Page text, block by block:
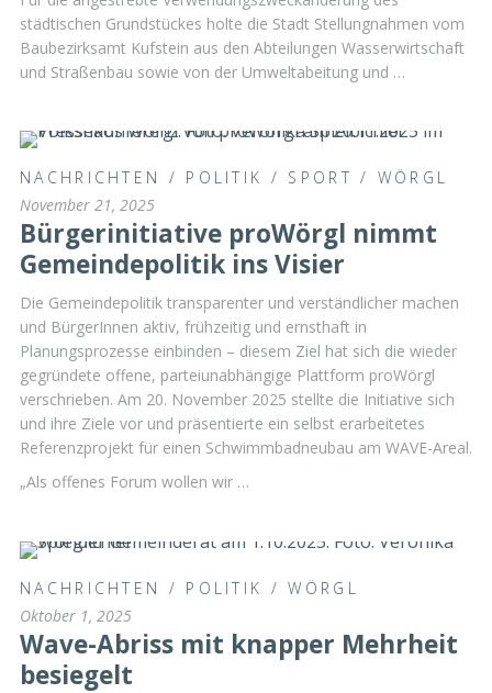
städtischen Grundstückes holte die Stadt Stellungnahmen vom
Baubezirksamt Kufstein aus den Abteilungen Wasserwirtschaft
und Straßenbau sowie von der Umweltabeitung und …
NACHRICHTEN / POLITIK / SPORT / WÖRGL
November 21, 2025
Bürgerinitiative proWörgl nimmt
Gemeindepolitik ins Visier
Die Gemeindepolitik transparenter und verständlicher machen
und BürgerInnen aktiv, frühzeitig und ernsthaft in
Planungsprozesse einbinden – diesem Ziel hat sich die wieder
gegründete offene, parteiunabhängige Plattform proWörgl
verschrieben. Am 20. November 2025 stellte die Initiative sich
und ihre Ziele vor und präsentierte ein selbst erarbeitetes
Referenzprojekt für einen Schwimmbadneubau am WAVE-Areal.
„Als offenes Forum wollen wir …
NACHRICHTEN / POLITIK /WÖRGL
Oktober 1, 2025
Wave-Abriss mit knapper Mehrheit
besiegelt